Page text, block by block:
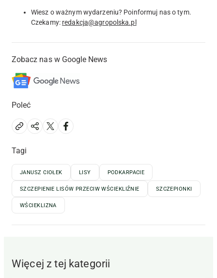
Wiesz o ważnym wydarzeniu? Poinformuj nas o tym.
Czekamy: redakcja@agropolska.pl
Zobacz nas w Google News
Poleć
Tagi
JANUSZ CIOŁEK LISY PODKARPACIE
SZCZEPIENIE LISÓW PRZECIW WŚCIEKLIŹNIE SZCZEPIONKI
WŚCIEKLIZNA
Więcej z tej kategorii